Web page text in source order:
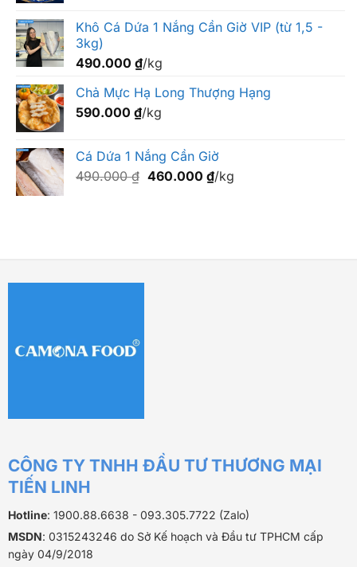
Khô Cá Dứa 1 Nắng Cần Giờ VIP (từ 1,5 -
3kg)
490.000 ₫/kg
Chả Mực Hạ Long Thượng Hạng
590.000 ₫/kg
Cá Dứa 1 Nắng Cần Giờ
490.000₫ Giá
460.000 ₫Giá
/kg
CÔNG TY TNHH ĐẦU TƯ THƯƠNG MẠI
TIẾN LINH
Hotline: 1900.88.6638 - 093.305.7722 (Zalo)
MSDN: 0315243246 do Sở Kế hoạch và Đầu tư TPHCM cấp
ngày 04/9/2018